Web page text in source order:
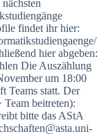
findet ihr hier:
hier abgeben:
Die Auszählung
um 18:00
Teams statt. Der
Team beitreten):
bitte das AStA